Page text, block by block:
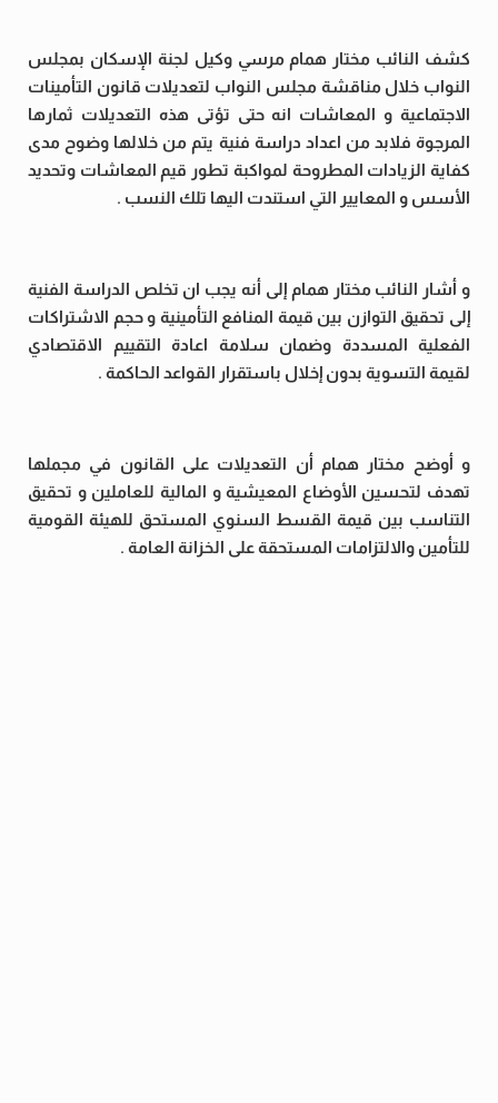
كشف النائب مختار همام مرسي وكيل لجنة الإسكان بمجلس
النواب خلال مناقشة مجلس النواب لتعديلات قانون التأمينات
الاجتماعية و المعاشات انه حتى تؤتى هذه التعديلات ثمارها
المرجوة فلابد من اعداد دراسة فنية يتم من خلالها وضوح مدى
كفاية الزيادات المطروحة لمواكبة تطور قيم المعاشات وتحديد
الأسس و المعايير التي استندت اليها تلك النسب .
و أشار النائب مختار همام إلى أنه يجب ان تخلص الدراسة الفنية
إلى تحقيق التوازن بين قيمة المنافع التأمينية و حجم الاشتراكات
الفعلية المسددة وضمان سلامة اعادة التقييم الاقتصادي
لقيمة التسوية بدون إخلال باستقرار القواعد الحاكمة .
و أوضح مختار همام أن التعديلات على القانون في مجملها
تهدف لتحسين الأوضاع المعيشية و المالية للعاملين و تحقيق
التناسب بين قيمة القسط السنوي المستحق للهيئة القومية
للتأمين والالتزامات المستحقة على الخزانة العامة .